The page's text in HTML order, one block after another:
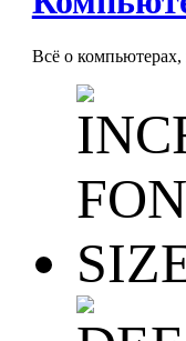
Всё о